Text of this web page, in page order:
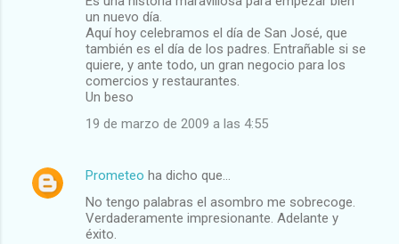
un nuevo día.
Aquí hoy celebramos el día de San José, que
también es el día de los padres. Entrañable si se
quiere, y ante todo, un gran negocio para los
comercios y restaurantes.
Un beso
19 de marzo de 2009 a las 4:55
Prometeo ha dicho que…
No tengo palabras el asombro me sobrecoge.
Verdaderamente impresionante. Adelante y
éxito.